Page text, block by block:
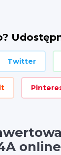
Twitter
online